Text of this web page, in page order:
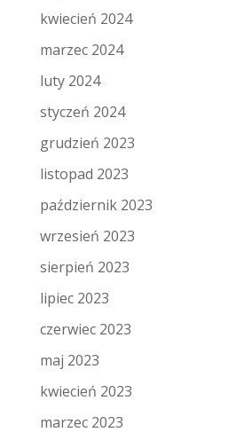
kwiecień 2024
marzec 2024
luty 2024
styczeń 2024
grudzień 2023
listopad 2023
październik 2023
wrzesień 2023
sierpień 2023
lipiec 2023
czerwiec 2023
maj 2023
kwiecień 2023
marzec 2023